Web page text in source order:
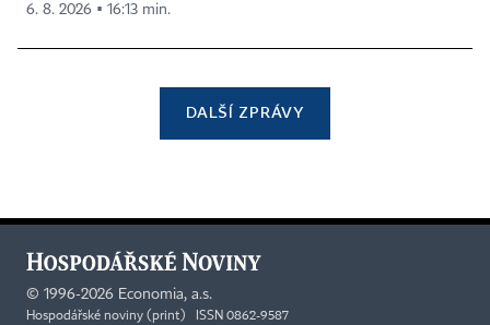
6. 8. 2026 ▪ 16:13 min.
DALŠÍ ZPRÁVY
© 1996-2026 Economia, a.s.
Hospodářské noviny (print) ISSN 0862-9587